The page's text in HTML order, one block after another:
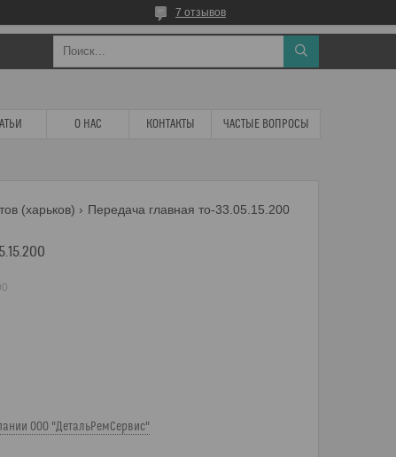
7 отзывов
О НАС КОНТАКТЫ ЧАСТЫЕ ВОПРОСЫ
(харьков) Передача главная то-33.05.15.200
ООО "ДетальРемСервис"